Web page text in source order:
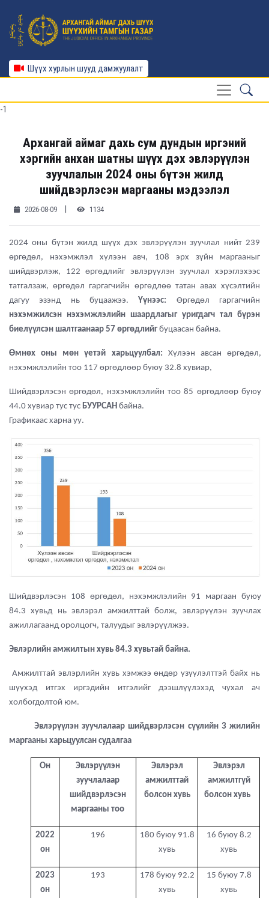
Шүүх хурлын шууд дамжуулалт
-1
Архангай аймаг дахь сум дундын иргэний
хэргийн анхан шатны шүүх дэх эвлэрүүлэн
зуучлалын 2024 оны бүтэн жилд
шийдвэрлэсэн маргааны мэдээлэл
2026-08-09 1134
2024 оны бүтэн жилд шүүх дэх эвлэрүүлэн зуучлал нийт 239
өргөдөл, нэхэмжлэл хүлээн авч, 108 эрх зүйн маргааныг
шийдвэрлэж, 122 өргөдлийг эвлэрүүлэн зуучлал хэрэглэхээс
татгалзаж, өргөдөл гаргагчийн өргөдлөө татан авах хүсэлтийн
дагуу эзэнд нь буцаажээ. Үүнээс: Өргөдөл гаргагчийн
нэхэмжилсэн нэхэмжлэлийн шаардлагыг уригдагч тал бүрэн
биелүүлсэн шалтгаанаар 57 өргөдлийгбуцаасан байна.
Өмнөх оны мөн үетэй харьцуулбал: Хүлээн авсан өргөдөл,
нэхэмжлэлийн тоо 117 өргөдлөөр буюу 32.8 хувиар,
Шийдвэрлэсэн өргөдөл, нэхэмжлэлийн тоо 85 өргөдлөөр буюу
44.0 хувиар тус тус БУУРСАН байна.
Графикаас харна уу.
Шийдвэрлэсэн 108 өргөдөл, нэхэмжлэлийн 91 маргаан буюу
84.3 хувьд нь эвлэрэл амжилттай болж, эвлэрүүлэн зуучлах
ажиллагаанд оролцогч, талуудыг эвлэрүүлжээ.
Эвлэрлийн амжилтын хувь 84.3 хувьтай байна.
Амжилттай эвлэрлийн хувь хэмжээ өндөр үзүүлэлттэй байх нь
шүүхэд итгэх иргэдийн итгэлийг дээшлүүлэхэд чухал ач
холбогдолтой юм.
Эвлэрүүлэн зуучлалаар шийдвэрлэсэн сүүлийн 3 жилийн
маргааны харьцуулсан судалгаа
Он
Эвлэрүүлэн
зуучлалаар
шийдвэрлэсэн
маргааны тоо
Эвлэрэл
амжилттай
болсон хувь
Эвлэрэл
амжилтгүй
болсон хувь
2022
он
196
180 буюу 91.8
хувь
16 буюу 8.2
хувь
2023
он
193
178 буюу 92.2
хувь
15 буюу 7.8
хувь